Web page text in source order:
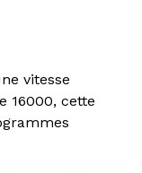
vitesse
16000, cette